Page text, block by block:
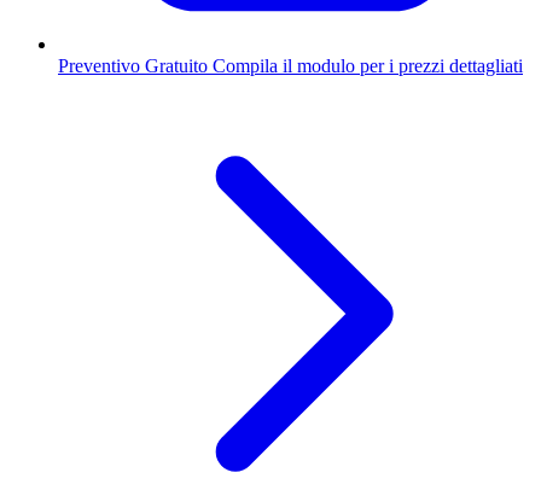
Preventivo Gratuito Compila il modulo per i prezzi dettagliati